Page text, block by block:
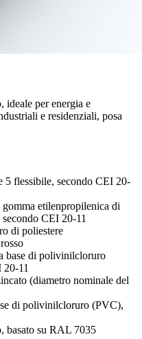
ideale per energia e
e residenziali, posa
5 flessibile, secondo CEI 20-
gomma etilenpropilenica di
CEI 20-11
di poliestere
base di polivinilcloruro
11
(diametro nominale del
di polivinilcloruro (PVC),
basato su RAL 7035